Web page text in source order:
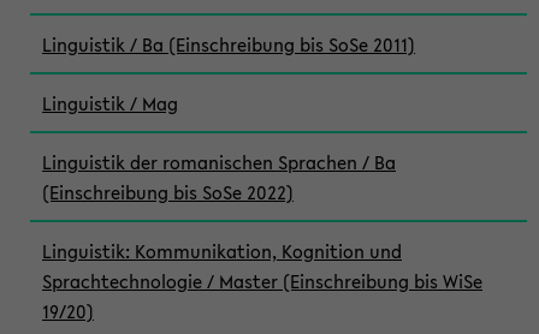
Linguistik / Ba (Einschreibung bis SoSe 2011)
Linguistik / Mag
Linguistik der romanischen Sprachen / Ba
(Einschreibung bis SoSe 2022)
Linguistik: Kommunikation, Kognition und
Sprachtechnologie / Master (Einschreibung bis WiSe
19/20)